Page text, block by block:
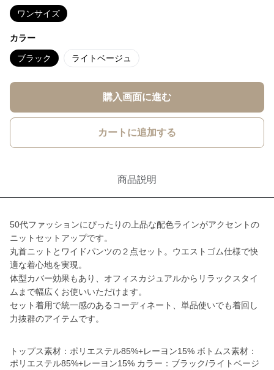
ワンサイズ
カラー
ブラック ライトベージュ
購入画面に進む
カートに追加する
商品説明
50代ファッションにぴったりの上品な配色ラインがアクセントの
ニットセットアップです。
丸首ニットとワイドパンツの２点セット。ウエストゴム仕様で快
適な着心地を実現。
体型カバー効果もあり、オフィスカジュアルからリラックスタイ
ムまで幅広くお使いいただけます。
セット着用で統一感のあるコーディネート、単品使いでも着回し
力抜群のアイテムです。
トップス素材：ポリエステル85%+レーヨン15% ボトムス素材：
ポリエステル85%+レーヨン15% カラー：ブラック/ライトベージ